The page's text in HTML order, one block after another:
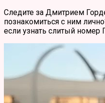
Следите за Дмитрием
познакомиться с ним
если узнать слитый номер